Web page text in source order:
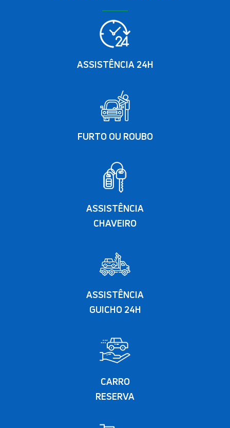
ASSISTÊNCIA 24H
FURTO OU ROUBO
ASSISTÊNCIA
CHAVEIRO
ASSISTÊNCIA
GUICHO 24H
CARRO
RESERVA